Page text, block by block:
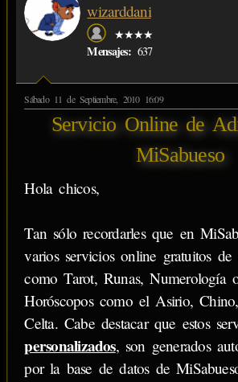
wizarddani
★★★★
Mensajes: 637
Sábado 11 de Septiembre, 2010 16:09
Servicio Online de
MiSabueso
Hola chicos,
Tan sólo recordarles que en
varios servicios online gratuitos
como Tarot, Runas, Numerología
Horóscopos como el Asirio,
Celta. Cabe destacar que estos
personalizados, son generados
por la base de datos de